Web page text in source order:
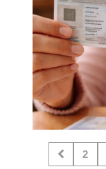
2